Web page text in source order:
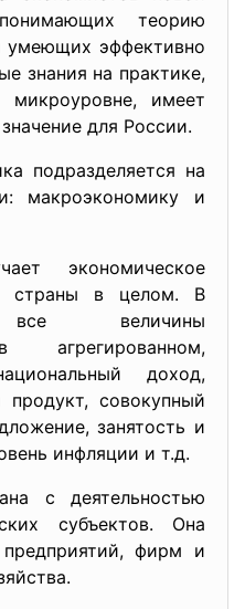
теорию
умеющих эффективно
знания на практике,
имеет
для России.
подразделяется на
макроэкономику и
экономическое
страны в целом. В
все величины
агрегированном,
доход,
продукт, совокупный
занятость и
инфляции и т.д.
с деятельностью
субъектов. Она
предприятий, фирм и